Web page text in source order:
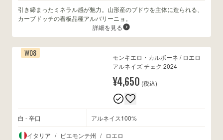
引き締まったミネラル感が魅力。山形産のブドウを主体に造られる、
カーブドッチの看板品種アルバリーニョ。
詳細を見る
W08
モンキエロ・カルボーネ / ロエロ
アルネイズ チェク 2024
¥4,650 (税込)
白 - 辛口 アルネイス100%
イタリア / ピエモンテ州 / ロエロ